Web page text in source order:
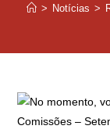
> Notícias >